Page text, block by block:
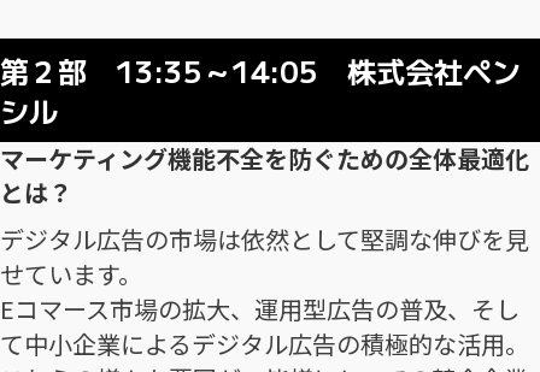
第２部 13:35～14:05 株式会社ペン
シル
マーケティング機能不全を防ぐための全体最適化
とは？
デジタル広告の市場は依然として堅調な伸びを見
せています。
Eコマース市場の拡大、運用型広告の普及、そし
て中小企業によるデジタル広告の積極的な活用。